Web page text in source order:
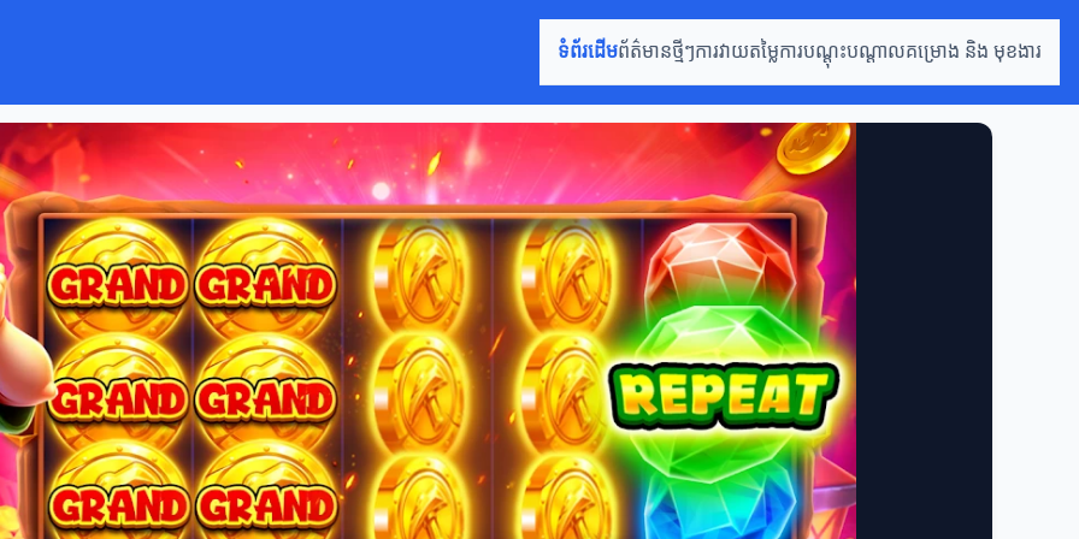
ទំព័រដើមព័ត៌មានថ្មីៗការវាយតម្លៃការបណ្តុះបណ្តាលគម្រោង និង មុខងារ